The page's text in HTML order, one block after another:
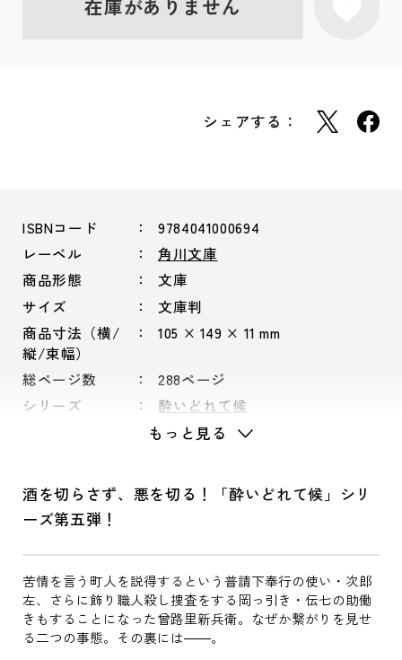
在庫がありません
シェアする：
ISBNコード
9784041000694
レーベル
角川文庫
商品形態
文庫
サイズ
文庫判
商品寸法（横/
縦/束幅）
105 × 149 × 11 mm
総ページ数
288ページ
シリーズ
酔いどれて候
もっと見る
酒を切らさず、悪を切る！「酔いどれて候」シリ
ーズ第五弾！
苦情を言う町人を説得するという普請下奉行の使い・次郎
左、さらに飾り職人殺し捜査をする岡っ引き・伝七の助働
きもすることになった曾路里新兵衛。なぜか繋がりを見せ
る二つの事態。その裏には――。